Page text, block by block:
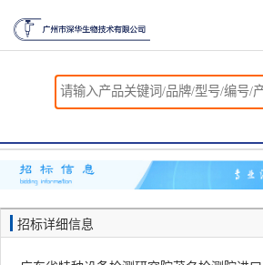
招标详细信息